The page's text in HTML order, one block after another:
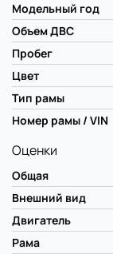
Модельный год
Объем ДВС
Пробег
Цвет
Тип рамы
Номер рамы / VIN
Оценки
Общая
Внешний вид
Двигатель
Рама